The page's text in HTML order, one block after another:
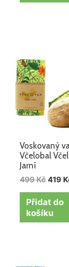
Voskovaný
Včelobal
Jarní
499Kč 419
Přidat do
košíku